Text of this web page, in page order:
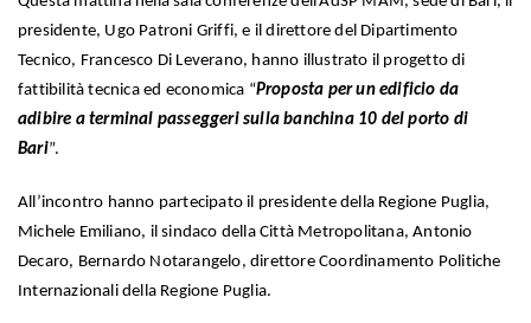
presidente, Ugo Patroni Griffi, e il direttore del Dipartimento
Tecnico, Francesco Di Leverano, hanno illustrato il progetto di
fattibilità tecnica ed economica “Proposta per un edificio da
adibire a terminal passeggeri sulla banchina 10 del porto di
Bari”.
All’incontro hanno partecipato il presidente della Regione Puglia,
Michele Emiliano, il sindaco della Città Metropolitana, Antonio
Decaro, Bernardo Notarangelo, direttore Coordinamento Politiche
Internazionali della Regione Puglia.